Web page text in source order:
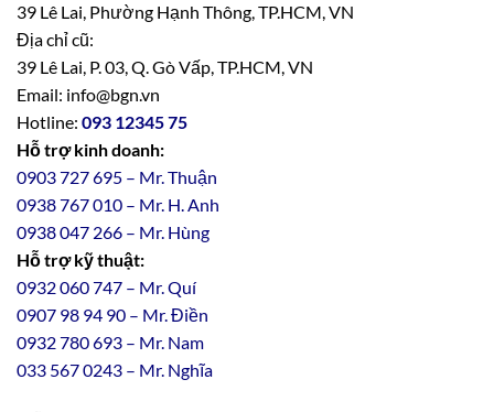
39 Lê Lai, Phường Hạnh Thông, TP.HCM, VN
Địa chỉ cũ:
39 Lê Lai, P. 03, Q. Gò Vấp, TP.HCM, VN
Email: info@bgn.vn
Hotline: 093 12345 75
Hỗ trợ kinh doanh:
0903 727 695 – Mr. Thuận
0938 767 010 – Mr. H. Anh
0938 047 266 – Mr. Hùng
Hỗ trợ kỹ thuật:
0932 060 747 – Mr. Quí
0907 98 94 90 – Mr. Điền
0932780693 – Mr. Nam
033 567 0243 – Mr. Nghĩa